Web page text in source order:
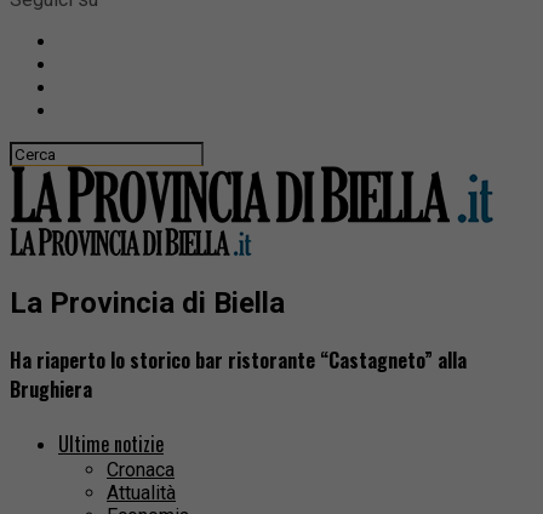
La Provincia di Biella
Ha riaperto lo storico bar ristorante “Castagneto” alla
Brughiera
Ultime notizie
Cronaca
Attualità